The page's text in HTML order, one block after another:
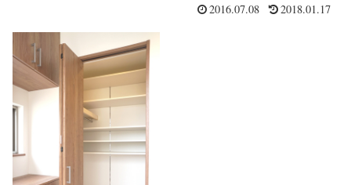
2016.07.08 2018.01.17